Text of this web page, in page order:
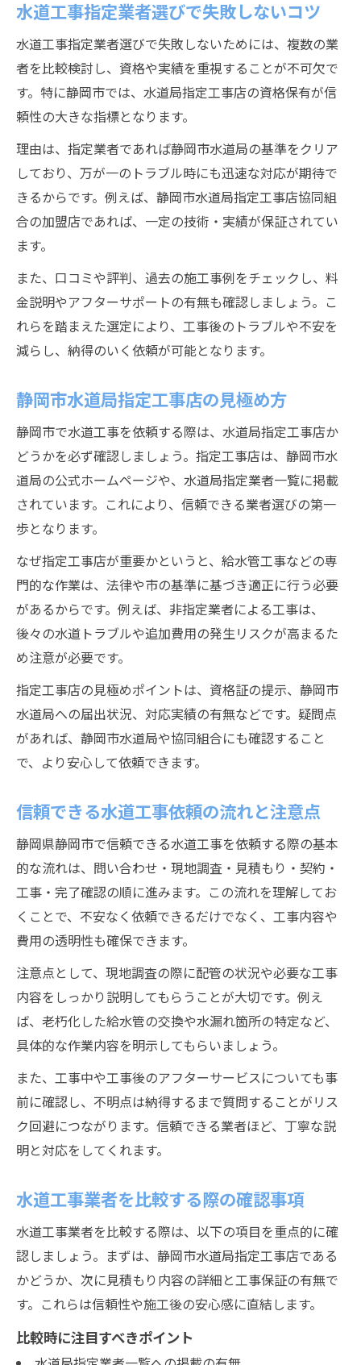
悪質な水道工事業者の見極め方と注意点
指定工事店選びでトラブル回避のコツ
水道工事で信頼できる業者を選ぶ方法
指定工事店協同組合の役割とメリット
水道工事指定工事店協同組合の信頼性とは
協同組合加盟業者に水道工事を任せる安心
感
水道工事で協同組合を利用するメリット紹
介
容
水道工事依頼時に協同組合が役立つ理由
水道工事指定業者選びで失敗しないコツ
水道工事指定業者選びで失敗しないためには、複数の業
者を比較検討し、資格や実績を重視することが不可欠で
す。特に静岡市では、水道局指定工事店の資格保有が信
頼性の大きな指標となります。
理由は、指定業者であれば静岡市水道局の基準をクリア
しており、万が一のトラブル時にも迅速な対応が期待で
きるからです。例えば、静岡市水道局指定工事店協同組
合の加盟店であれば、一定の技術・実績が保証されてい
ます。
また、口コミや評判、過去の施工事例をチェックし、料
金説明やアフターサポートの有無も確認しましょう。こ
れらを踏まえた選定により、工事後のトラブルや不安を
減らし、納得のいく依頼が可能となります。
静岡市水道局指定工事店の見極め方
静岡市で水道工事を依頼する際は、水道局指定工事店か
どうかを必ず確認しましょう。指定工事店は、静岡市水
道局の公式ホームページや、水道局指定業者一覧に掲載
されています。これにより、信頼できる業者選びの第一
歩となります。
なぜ指定工事店が重要かというと、給水管工事などの専
門的な作業は、法律や市の基準に基づき適正に行う必要
があるからです。例えば、非指定業者による工事は、
後々の水道トラブルや追加費用の発生リスクが高まるた
め注意が必要です。
指定工事店の見極めポイントは、資格証の提示、静岡市
水道局への届出状況、対応実績の有無などです。疑問点
があれば、静岡市水道局や協同組合にも確認すること
で、より安心して依頼できます。
信頼できる水道工事依頼の流れと注意点
静岡県静岡市で信頼できる水道工事を依頼する際の基本
的な流れは、問い合わせ・現地調査・見積もり・契約・
工事・完了確認の順に進みます。この流れを理解してお
くことで、不安なく依頼できるだけでなく、工事内容や
費用の透明性も確保できます。
注意点として、現地調査の際に配管の状況や必要な工事
内容をしっかり説明してもらうことが大切です。例え
ば、老朽化した給水管の交換や水漏れ箇所の特定など、
具体的な作業内容を明示してもらいましょう。
また、工事中や工事後のアフターサービスについても事
前に確認し、不明点は納得するまで質問することがリス
ク回避につながります。信頼できる業者ほど、丁寧な説
明と対応をしてくれます。
水道工事業者を比較する際の確認事項
水道工事業者を比較する際は、以下の項目を重点的に確
認しましょう。まずは、静岡市水道局指定工事店である
かどうか、次に見積もり内容の詳細と工事保証の有無で
す。これらは信頼性や施工後の安心感に直結します。
比較時に注目すべきポイント